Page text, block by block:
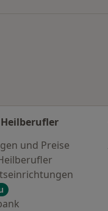
und Preise